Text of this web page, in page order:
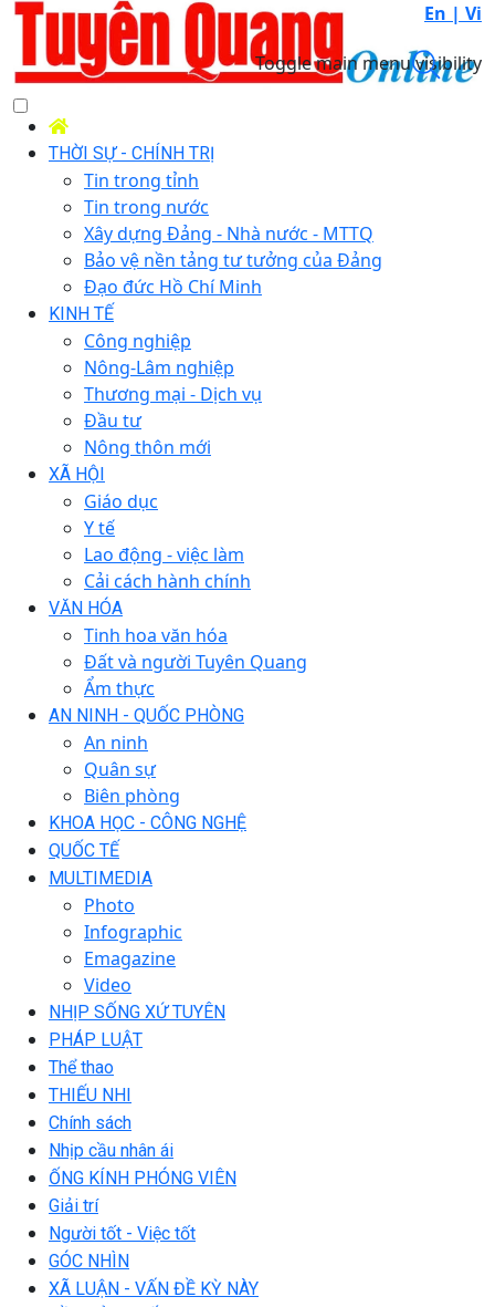
En | Vi
Toggle main menu visibility
THỜI SỰ - CHÍNH TRỊ
Tin trong tỉnh
Tin trong nước
Xây dựng Đảng - Nhà nước - MTTQ
Bảo vệ nền tảng tư tưởng của Đảng
Đạo đức Hồ Chí Minh
KINH TẾ
Công nghiệp
Nông-Lâm nghiệp
Thương mại - Dịch vụ
Đầu tư
Nông thôn mới
XÃ HỘI
Giáo dục
Y tế
Lao động - việc làm
Cải cách hành chính
VĂN HÓA
Tinh hoa văn hóa
Đất và người Tuyên Quang
Ẩm thực
AN NINH - QUỐC PHÒNG
An ninh
Quân sự
Biên phòng
KHOA HỌC - CÔNG NGHỆ
QUỐC TẾ
MULTIMEDIA
Photo
Infographic
Emagazine
Video
NHỊP SỐNG XỨ TUYÊN
PHÁP LUẬT
Thể thao
THIẾU NHI
Chính sách
Nhịp cầu nhân ái
ỐNG KÍNH PHÓNG VIÊN
Giải trí
Người tốt - Việc tốt
GÓC NHÌN
XÃ LUẬN - VẤN ĐỀ KỲ NÀY